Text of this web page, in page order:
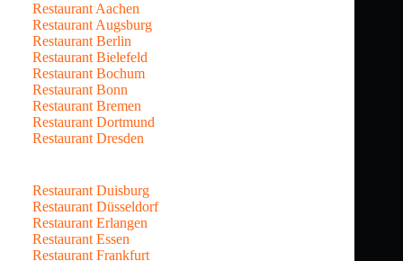
Restaurant Aachen
Restaurant Augsburg
Restaurant Berlin
Restaurant Bielefeld
Restaurant Bochum
Restaurant Bonn
Restaurant Bremen
Restaurant Dortmund
Restaurant Dresden
Restaurant Duisburg
Restaurant Düsseldorf
Restaurant Erlangen
Restaurant Essen
Restaurant Frankfurt